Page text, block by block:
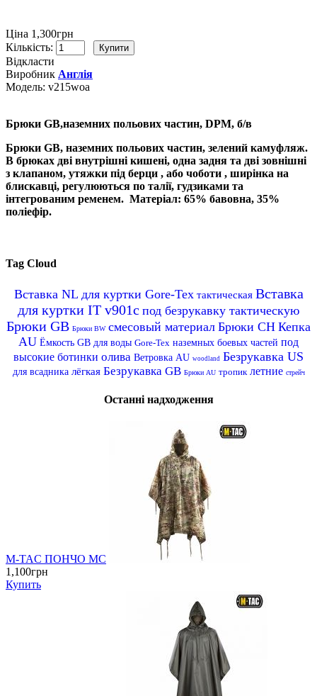
Ціна 1,300грн
Кількість:
Відкласти
Виробник Англія
Модель: v215woа
Брюки GB,наземних польових частин, DPM, б/в
Брюки GB, наземних польових частин, зелений камуфляж.
В брюках дві внутрішні кишені, одна задня та дві зовнішні
з клапаном, утяжки під берци , або чоботи , ширінка на
блискавці, регулюються по талії, гудзиками та
інтегрованим ременем. Матеріал: 65% бавовна, 35%
поліефір.
Tag Cloud
Вставка NL для куртки Gore-Tex тактическая Вставка
для куртки IT v901c под безрукавку тактическую
Брюки GB Брюки BW смесовый материал Брюки CH Кепка
AU Ёмкость GB для воды Gore-Tex наземных боевых частей под
высокие ботинки олива Ветровка AU woodland Безрукавка US
для всадника лёгкая Безрукавка GB Брюки AU тропик летние стрейч
Останні надходження
M-TAC ПОНЧО MC
1,100грн
Купить